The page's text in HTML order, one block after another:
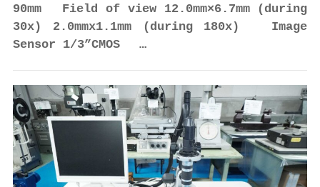
90mm Field of view 12.0mm×6.7mm (during
30x) 2.0mmx1.1mm (during 180x) Image
Sensor 1/3”CMOS …